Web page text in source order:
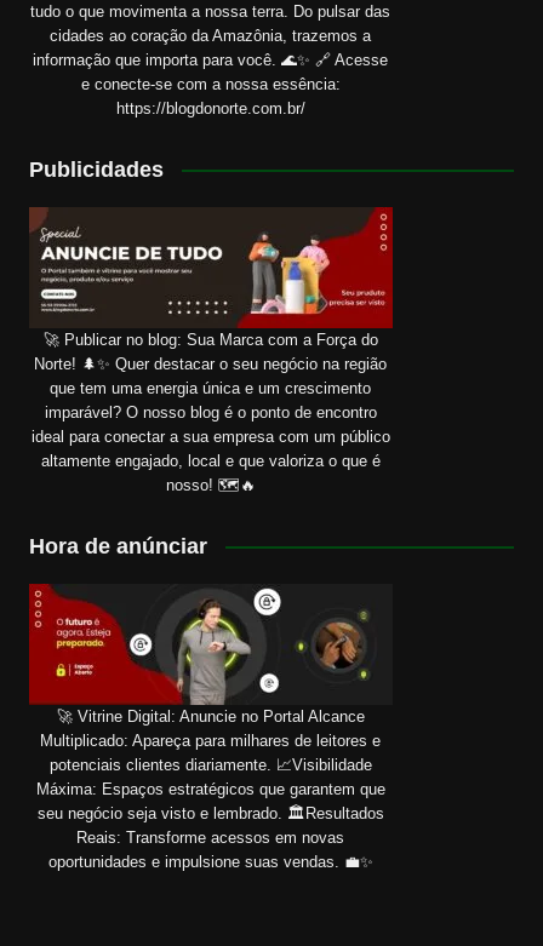
tudo o que movimenta a nossa terra. Do pulsar das
cidades ao coração da Amazônia, trazemos a
informação que importa para você. 🌊✨ 🔗 Acesse
e conecte-se com a nossa essência:
https://blogdonorte.com.br/
Publicidades
🚀 Publicar no blog: Sua Marca com a Força do
Norte! 🌲✨ Quer destacar o seu negócio na região
que tem uma energia única e um crescimento
imparável? O nosso blog é o ponto de encontro
ideal para conectar a sua empresa com um público
altamente engajado, local e que valoriza o que é
nosso! 🗺️🔥
Hora de anúnciar
🚀 Vitrine Digital: Anuncie no Portal Alcance
Multiplicado: Apareça para milhares de leitores e
potenciais clientes diariamente. 📈Visibilidade
Máxima: Espaços estratégicos que garantem que
seu negócio seja visto e lembrado. 🏛️Resultados
Reais: Transforme acessos em novas
oportunidades e impulsione suas vendas. 💼✨